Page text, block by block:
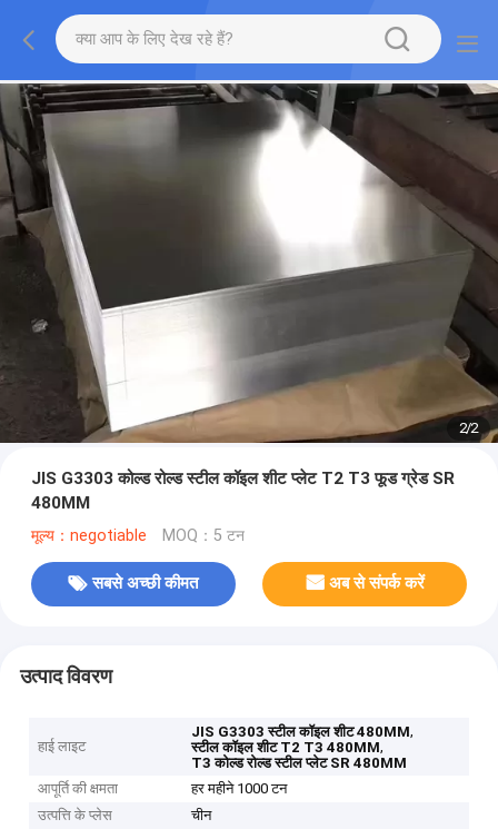
2/2
JIS G3303 कोल्ड रोल्ड स्टील कॉइल शीट प्लेट T2 T3 फूड ग्रेड SR
480MM
मूल्य：negotiable MOQ：5 टन
सबसे अच्छी कीमत अब से संपर्क करें
उत्पाद विवरण
हाई लाइट
JIS G3303 स्टील कॉइल शीट 480MM,
स्टील कॉइल शीट T2 T3 480MM,
T3 कोल्ड रोल्ड स्टील प्लेट SR 480MM
आपूर्ति की क्षमता
हर महीने 1000 टन
उत्पत्ति के प्लेस
चीन